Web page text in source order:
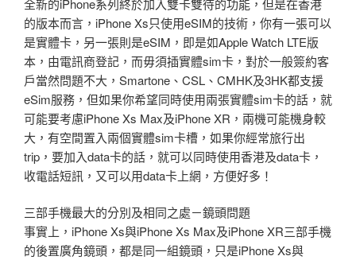
全新的iPhone系列終於加入雙卡雙待的功能，但是在香港
的版本而言，iPhone Xs只使用eSIM的技術，你有一張可以
是實體卡，另一張則是eSIM，即是如Apple Watch LTE版
本，由電訊商登記，而毋須插實體sim卡，對於一般簽約客
戶當然問題不大，Smartone、CSL、CMHK及3HK都支援
eSim服務，但如果你希望同時使用兩張實體sim卡的話，就
可能要考慮iPhone Xs Max及iPhone XR，兩機可能機身較
大，有空間置入兩個實體sim卡槽，如果你經常旅行出
trip，要加入data卡的話，就可以同時使用香港及data卡，
收電話短訊，又可以用data卡上網，方便好多！
三部手機最大的分別及相同之處－鏡頭問題
事實上，iPhone Xs與iPhone Xs Max及iPhone XR三部手機
的後置廣角鏡頭，都是同一組鏡頭，只是iPhone Xs與